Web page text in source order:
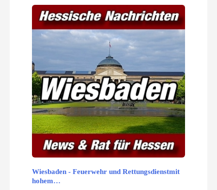
Wiesbaden - Feuerwehr und Rettungsdienstmit
hohem…